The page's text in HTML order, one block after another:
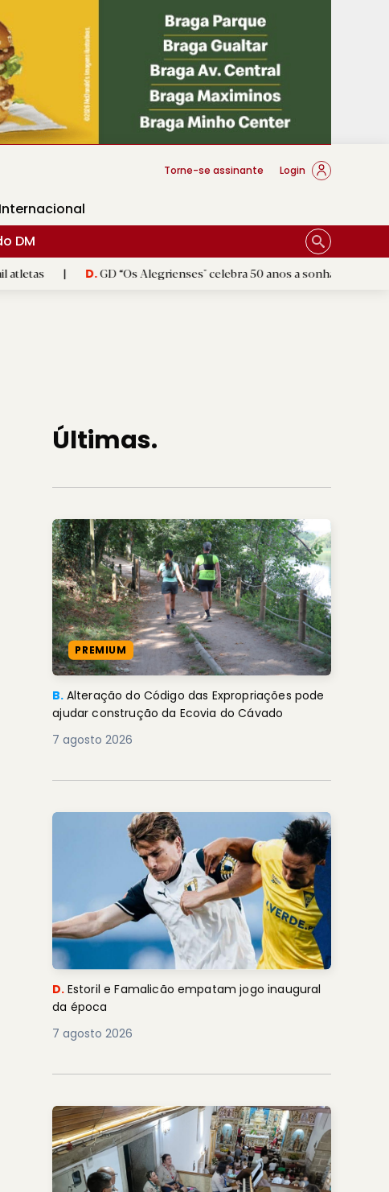
Braga
Torne-se assinante Login
Internacional
DM
D.GD “Os Alegrienses" celebra 50 anos a sonhar com «casa própria»
Últimas.
PREMIUM
B. Alteração do Código das Expropriações pode
ajudar construção da Ecovia do Cávado
7 agosto 2026
D. Estoril e Famalicão empatam jogo inaugural
da época
7 agosto 2026